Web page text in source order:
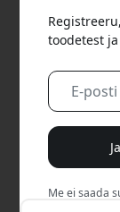
toodetest
Me ei saada